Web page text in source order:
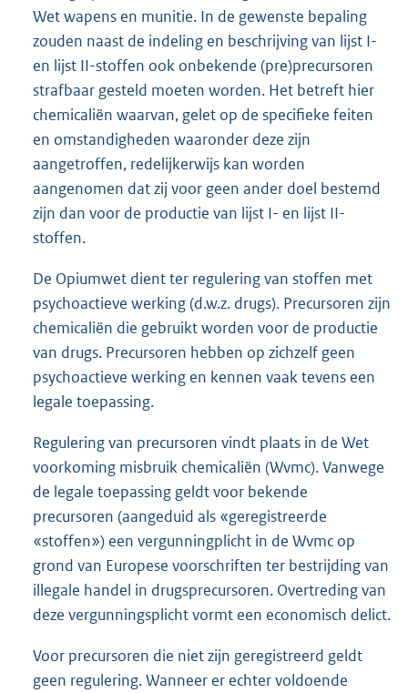
Wet wapens en munitie. In de gewenste bepaling
zouden naast de indeling en beschrijving van lijst I-
en lijst II-stoffen ook onbekende (pre)precursoren
strafbaar gesteld moeten worden. Het betreft hier
chemicaliën waarvan, gelet op de specifieke feiten
en omstandigheden waaronder deze zijn
aangetroffen, redelijkerwijs kan worden
aangenomen dat zij voor geen ander doel bestemd
zijn dan voor de productie van lijst I- en lijst II-
stoffen.
De Opiumwet dient ter regulering van stoffen met
psychoactieve werking (d.w.z. drugs). Precursoren zijn
chemicaliën die gebruikt worden voor de productie
van drugs. Precursoren hebben op zichzelf geen
psychoactieve werking en kennen vaak tevens een
legale toepassing.
Regulering van precursoren vindt plaats in de Wet
voorkoming misbruik chemicaliën (Wvmc). Vanwege
de legale toepassing geldt voor bekende
precursoren (aangeduid als «geregistreerde
«stoffen») een vergunningplicht in de Wvmc op
grond van Europese voorschriften ter bestrijding van
illegale handel in drugsprecursoren. Overtreding van
deze vergunningsplicht vormt een economisch delict.
Voor precursoren die niet zijn geregistreerd geldt
geen regulering. Wanneer er echter voldoende